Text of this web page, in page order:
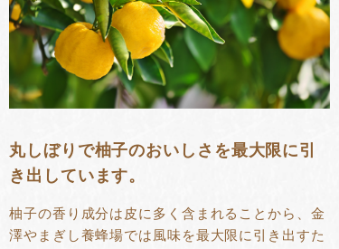
丸しぼりで柚子のおいしさを最大限に引
き出しています。
柚子の香り成分は皮に多く含まれることから、金
澤やまぎし養蜂場では風味を最大限に引き出すた